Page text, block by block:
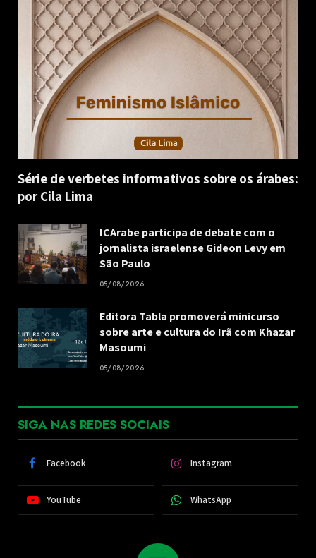
Série de verbetes informativos sobre os árabes:
por Cila Lima
ICArabe participa de debate com o
jornalista israelense Gideon Levy em
São Paulo
05/08/2026
Editora Tabla promoverá minicurso
sobre arte e cultura do Irã com Khazar
Masoumi
05/08/2026
SIGA NAS REDES SOCIAIS
Facebook Instagram
YouTube WhatsApp